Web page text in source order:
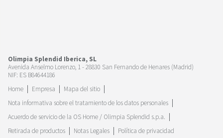
Olimpia Splendid Iberica, SL
Avenida Anselmo Lorenzo, 1 - 28830 San Fernando de Henares (Madrid)
NIF: ES B84644186
Home
Empresa
Mapa del sitio
Nota informativa sobre el tratamiento de los datos personales
Acuerdo de servicio de la OS Home / Olimpia Splendid s.p.a.
Retirada de productos
Notas Legales
Política de privacidad